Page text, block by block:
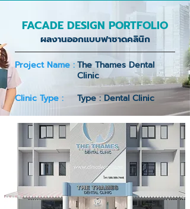
FACADE DESIGN PORTFOLIO
ผลงานออกแบบฟาซาดคลินิก
Project Name :The Thames Dental
Clinic
Clinic Type :
Type : Dental Clinic